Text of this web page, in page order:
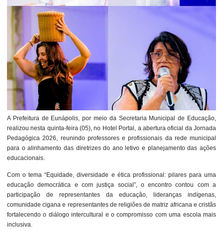
A Prefeitura de Eunápolis, por meio da Secretaria Municipal de Educação,
realizou nesta quinta-feira (05), no Hotel Portal, a abertura oficial da Jornada
Pedagógica 2026, reunindo professores e profissionais da rede municipal
para o alinhamento das diretrizes do ano letivo e planejamento das ações
educacionais.
Com o tema “Equidade, diversidade e ética profissional: pilares para uma
educação democrática e com justiça social”, o encontro contou com a
participação de representantes da educação, lideranças indígenas,
comunidade cigana e representantes de religiões de matriz africana e cristãs
fortalecendo o diálogo intercultural e o compromisso com uma escola mais
inclusiva.